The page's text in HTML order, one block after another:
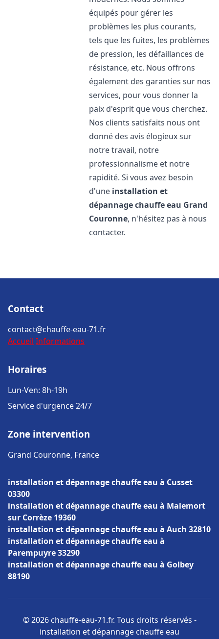
équipés pour gérer les
problèmes les plus courants,
tels que les fuites, les problèmes
de pression, les défaillances de
résistance, etc. Nous offrons
également des garanties sur nos
services, pour vous donner la
paix d'esprit que vous cherchez.
Nos clients satisfaits nous ont
donné des avis élogieux sur
notre travail, notre
professionnalisme et notre
rapidité. Si vous avez besoin
d'une installation et
dépannage chauffe eau Grand
Couronne, n'hésitez pas à nous
contacter.
Contact
contact@chauffe-eau-71.fr
Accueil Informations
Horaires
Lun-Ven: 8h-19h
Service d'urgence 24/7
Zone intervention
Grand Couronne, France
installation et dépannage chauffe eau à Cusset
03300
installation et dépannage chauffe eau à Malemort
sur Corrèze 19360
installation et dépannage chauffe eau à Auch 32810
installation et dépannage chauffe eau à
Parempuyre 33290
installation et dépannage chauffe eau à Golbey
88190
© 2026 chauffe-eau-71.fr. Tous droits réservés -
installation et dépannage chauffe eau